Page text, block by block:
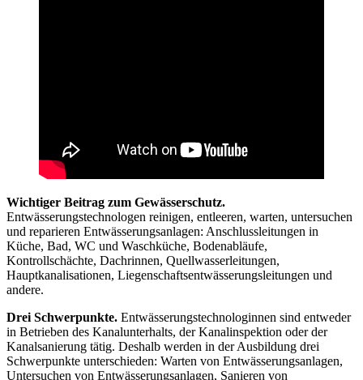
Wichtiger Beitrag zum Gewässerschutz.
Entwässerungstechnologen reinigen, entleeren, warten, untersuchen
und reparieren Entwässerungsanlagen: Anschlussleitungen in
Küche, Bad, WC und Waschküche, Bodenabläufe,
Kontrollschächte, Dachrinnen, Quellwasserleitungen,
Hauptkanalisationen, Liegenschaftsentwässerungsleitungen und
andere.
Drei Schwerpunkte. Entwässerungstechnologinnen sind entweder
in Betrieben des Kanalunterhalts, der Kanalinspektion oder der
Kanalsanierung tätig. Deshalb werden in der Ausbildung drei
Schwerpunkte unterschieden: Warten von Entwässerungsanlagen,
Untersuchen von Entwässerungsanlagen, Sanieren von